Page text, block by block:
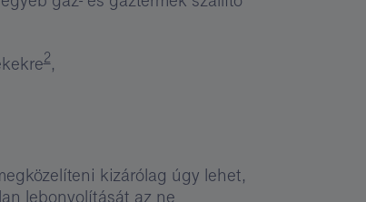
2,
kizárólag úgy lehet,
lebonyolítását az ne